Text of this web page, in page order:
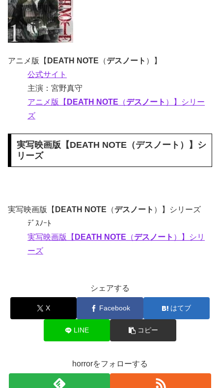
アニメ版【 DEATH NOTE （デスノート ）】
公式サイト
主演：宮野真守
アニメ版【 DEATH NOTE （デスノート ）】シリー
ズ
実写映画版【DEATH NOTE（デスノート ）】シ
リーズ
実写映画版【 DEATH NOTE （デスノート ）】シリーズ
ﾃﾞｽﾉｰﾄ
実写映画版【 DEATH NOTE （デスノート ）】シリ
ーズ
シェアする
X Facebook はてブ
LINE コピー
horrorをフォローする